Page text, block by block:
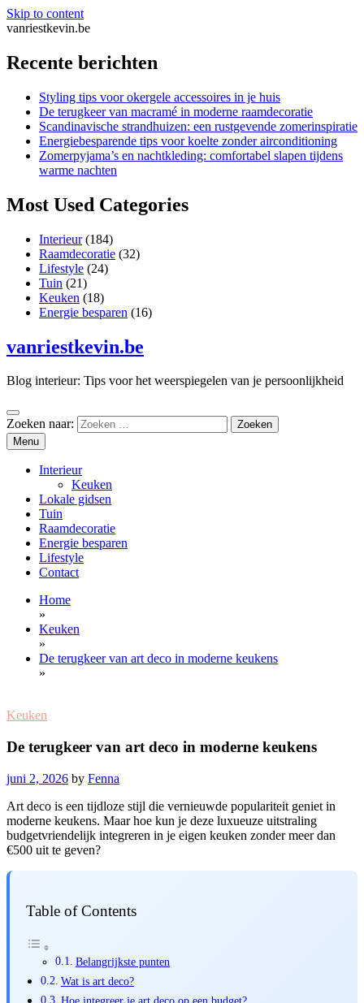
Skip to content
vanriestkevin.be
Recente berichten
Styling tips voor okergele accessoires in je huis
De terugkeer van macramé in moderne raamdecoratie
Scandinavische strandhuizen: een rustgevende zomerinspiratie
Energiebesparende tips voor koelte zonder airconditioning
Zomerpyjama’s en nachtkleding: comfortabel slapen tijdens
warme nachten
Most Used Categories
Interieur(184)
Raamdecoratie (32)
Lifestyle (24)
Tuin (21)
Keuken (18)
Energie besparen (16)
vanriestkevin.be
Blog interieur: Tips voor het weerspiegelen van je persoonlijkheid
Zoeken naar:
Menu
Interieur
Keuken
Lokale gidsen
Tuin
Raamdecoratie
Energie besparen
Lifestyle
Contact
Home
»
Keuken
»
De terugkeer van art deco in moderne keukens
»
Keuken
De terugkeer van art deco in moderne keukens
juni 2, 2026 by Fenna
Art deco is een tijdloze stijl die vernieuwde populariteit geniet in
moderne keukens. Maar hoe kun je deze luxueuze uitstraling
budgetvriendelijk integreren in je eigen keuken zonder meer dan
€500 uit te geven?
Table of Contents
Belangrijkste punten
Wat is art deco?